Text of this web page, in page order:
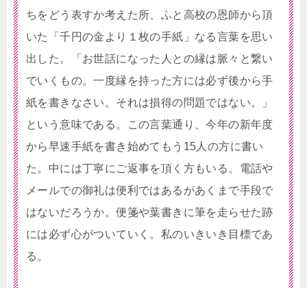
ちをどう表すか考えた所、ふと高校の恩師から頂
いた「千円の金より１枚の手紙」なる言葉を思い
出した。「お世話になった人との縁は脈々と繋い
でいくもの。一度縁を持った方には必ず後から手
紙を書きなさい。それは損得の問題ではない。」
という意味である。この言葉通り、今年の新年度
から早速手紙を書き始めてもう15人の方に書い
た。中には丁寧にご返事を頂く方もいる。電話や
メールでの御礼は便利ではあるがあくまで手段で
はないだろうか。便箋や葉書きに筆を走らせた跡
には必ず心がついていく。私のいきいき目標であ
る。